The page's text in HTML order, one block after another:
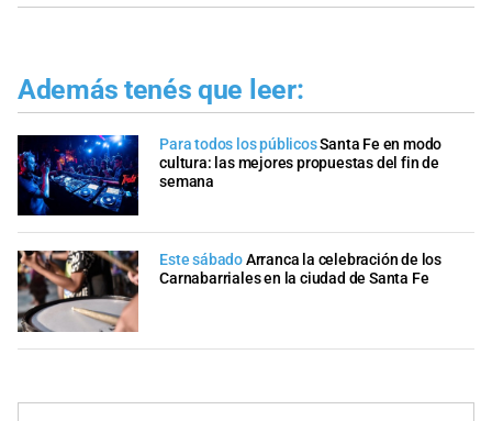
Además tenés que leer:
Para todos los públicosSanta Fe en modo
cultura: las mejores propuestas del fin de
semana
Este sábadoArranca la celebración de los
Carnabarriales en la ciudad de Santa Fe